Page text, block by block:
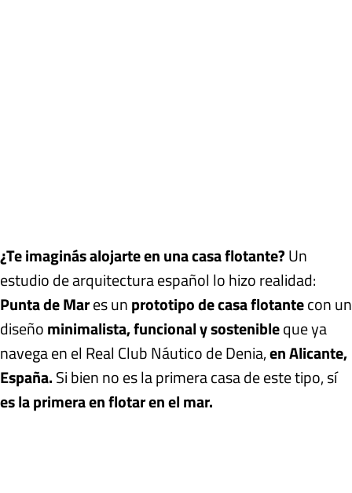
¿Te imaginás alojarte en una casa flotante?Un
estudio de arquitectura español lo hizo realidad:
Punta de Mares unprototipo de casa flotantecon un
diseñominimalista, funcional y sostenibleque ya
navega en el Real Club Náutico de Denia,en Alicante,
España.Si bien no es la primera casa de este tipo, sí
es la primera en flotar en el mar.